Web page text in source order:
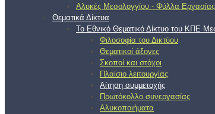
Αλυκές Μεσολογγίου - Φύλλα Εργασίας
Θεματικά Δίκτυα
Το Εθνικό Θεματικό Δίκτυο του ΚΠΕ
Φιλοσοφία του Δικτύου
Θεματικοί άξονες
Σκοποί και στόχοι
Πλαίσιο λειτουργίας
Αίτηση συμμετοχής
Πρωτόκολλο συνεργασίας
Αλυκοποιήματα